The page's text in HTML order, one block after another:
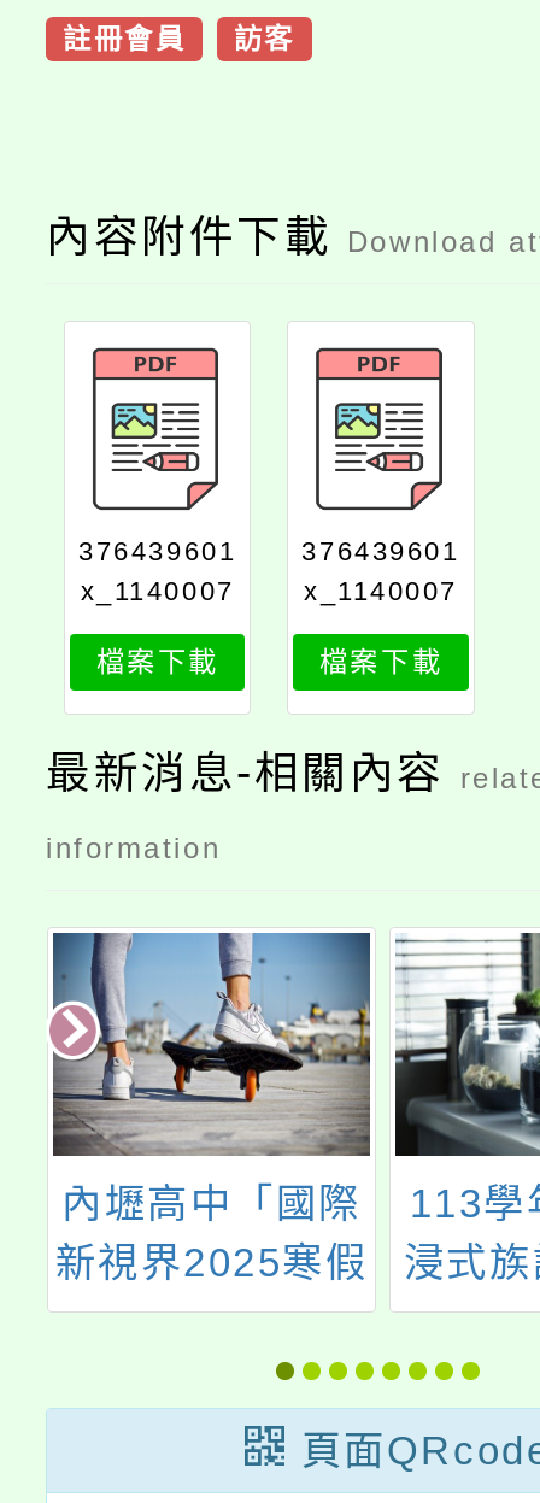
註冊會員 訪客
內容附件下載 Download
376439601
x_1140007
241_print
檔案下載
376439601
x_1140007
241_attach
1
檔案下載
最新消息-相關內容
information
內壢高中「國際
新視界2025寒假
營隊」
113學
浸式
學專
頁面